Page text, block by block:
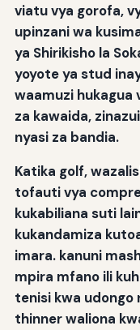
viatu vya gorofa,
upinzani wa
ya Shirikisho la
yoyote ya stud
waamuzi hukagua
za kawaida,
nyasi za bandia.
Katika golf,
tofauti vya
kukabiliana suti
kukandamiza
imara. kanuni
mpira mfano ili
tenisi kwa udongo
thinner waliona